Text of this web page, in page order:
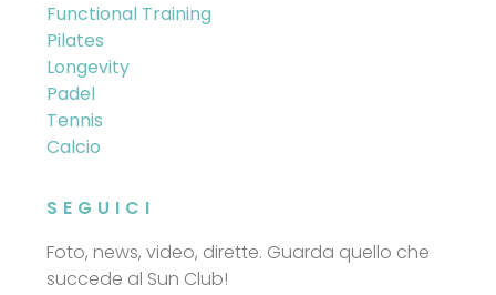
Functional Training
Pilates
Longevity
Padel
Tennis
Calcio
SEGUICI
Foto, news, video, dirette. Guarda quello che
succede al Sun Club!